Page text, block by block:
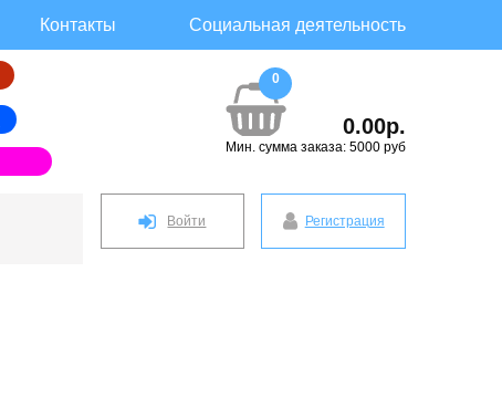
Контакты Социальная деятельность
0
0.00р.
Мин. сумма заказа: 5000 руб
Регистрация
Войти